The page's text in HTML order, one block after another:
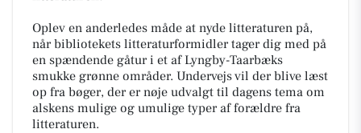
Oplev en anderledes måde at nyde litteraturen på,
når bibliotekets litteraturformidler tager dig med på
en spændende gåtur i et af Lyngby-Taarbæks
smukke grønne områder. Undervejs vil der blive læst
op fra bøger, der er nøje udvalgt til dagens tema om
alskens mulige og umulige typer af forældre fra
litteraturen.